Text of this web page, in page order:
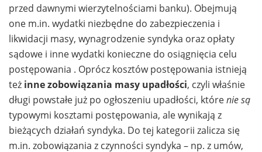
przed dawnymi wierzytelnościami banku). Obejmują
one m.in. wydatki niezbędne do zabezpieczenia i
likwidacji masy, wynagrodzenie syndyka oraz opłaty
sądowe i inne wydatki konieczne do osiągnięcia celu
postępowania . Oprócz kosztów postępowania istnieją
też inne zobowiązania masy upadłości, czyli właśnie
długi powstałe już po ogłoszeniu upadłości, którenie są
typowymi kosztami postępowania, ale wynikają z
bieżących działań syndyka. Do tej kategorii zalicza się
m.in. zobowiązania z czynności syndyka – np. z umów,